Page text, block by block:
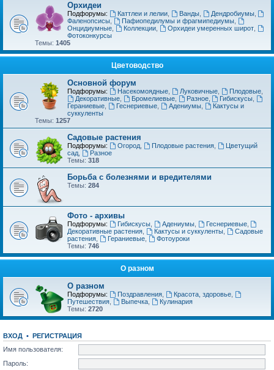
Орхидеи
Подфорумы: Каттлеи и лелии, Ванды, Дендробиумы,
Фаленопсисы
Пафиопедилумы и фрагмипедиумы,
Онцидиумные
Коллекции, Орхидеи умеренных широт,
Фотоконкурсы
Темы: 1405
Цветоводство
Основной форум
Подфорумы: Насекомоядные, Луковичные, Плодовые,
Декоративные, Бромелиевые, Разное, Гибискусы
Гераниевые
Геснериевые, Адениумы,
Кактусы и
суккуленты
Темы: 1257
Садовые растения
Подфорумы: Огород, Плодовые растения,
Цветущий
сад
Разное
Темы: 318
Борьба с болезнями и вредителями
Темы: 284
Фото - архивы
Подфорумы: Гибискусы, Адениумы, Геснериевые,
Декоративные растения
Кактусы и суккуленты,
Садовые
растения
Гераниевые,
Фотоуроки
Темы: 746
О разном
О разном
Подфорумы: Поздравления, Красота, здоровье,
Путешествия
Выпечка,
Кулинария
Темы: 2720
ВХОД • РЕГИСТРАЦИЯ
Имя пользователя:
Пароль: